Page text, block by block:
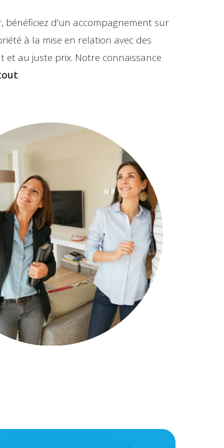
bénéficiez d’un accompagnement sur
à la mise en relation avec des
au juste prix. Notre connaissance
.